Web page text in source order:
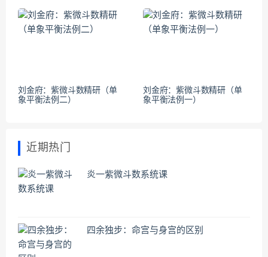
刘金府：紫微斗数精研（单
象平衡法例二）
刘金府：紫微斗数精研（单
象平衡法例一）
近期热门
炎一紫微斗数系统课
四余独步：命宫与身宫的区别